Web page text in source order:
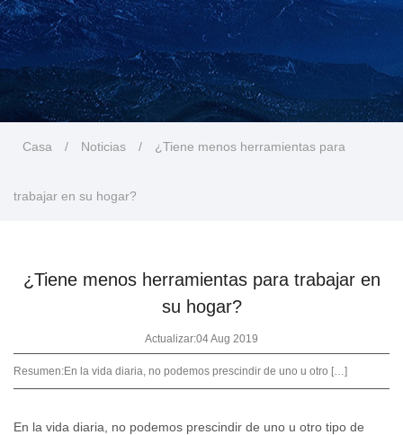
Casa / Noticias / ¿Tiene menos herramientas para
trabajar en su hogar?
¿Tiene menos herramientas para trabajar en
su hogar?
Actualizar:04 Aug 2019
Resumen:En la vida diaria, no podemos prescindir de uno u otro […]
En la vida diaria, no podemos prescindir de uno u otro tipo de